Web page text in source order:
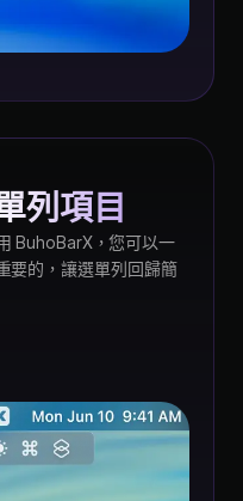
列項目
BuhoBarX，您可以一
要的，讓選單列回歸簡